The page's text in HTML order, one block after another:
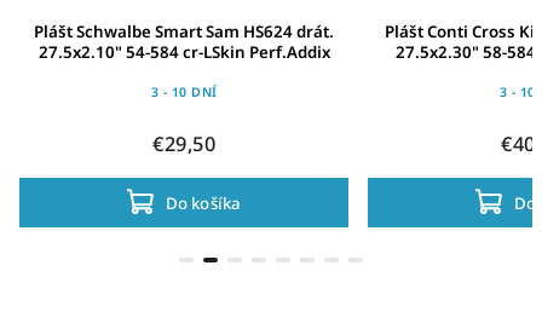
Plášt Schwalbe Smart Sam HS624 drát.
27.5x2.10" 54-584 cr-LSkin Perf.Addix
3 - 10 DNÍ
€29,50
Do košíka
Plášt Conti Cross
27.5x2.30" 58-
3 - 10
Do